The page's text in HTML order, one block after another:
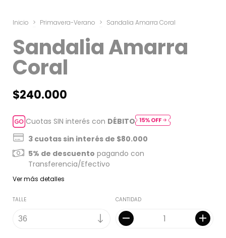
Inicio > Primavera-Verano > Sandalia Amarra Coral
Sandalia Amarra
Coral
$240.000
Cuotas SIN interés con DÉBITO
3 cuotas sin interés de $80.000
5% de descuento pagando con
Transferencia/Efectivo
Ver más detalles
TALLE CANTIDAD